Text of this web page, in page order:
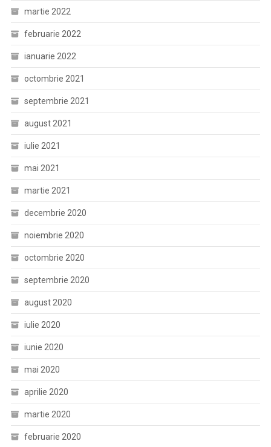
martie 2022
februarie 2022
ianuarie 2022
octombrie 2021
septembrie 2021
august 2021
iulie 2021
mai 2021
martie 2021
decembrie 2020
noiembrie 2020
octombrie 2020
septembrie 2020
august 2020
iulie 2020
iunie 2020
mai 2020
aprilie 2020
martie 2020
februarie 2020